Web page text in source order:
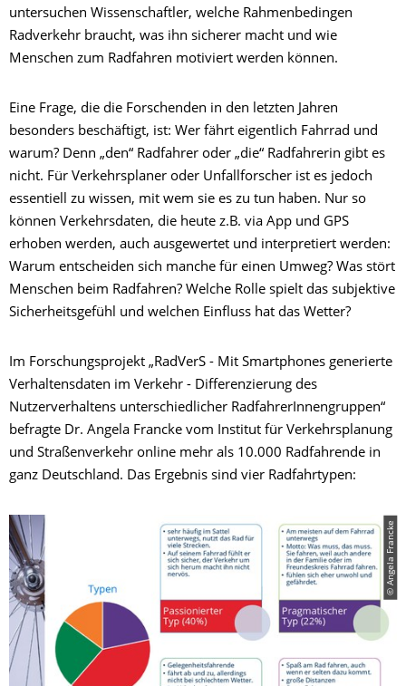
untersuchen Wissenschaftler, welche Rahmenbedingen
Radverkehr braucht, was ihn sicherer macht und wie
Menschen zum Radfahren motiviert werden können.
Eine Frage, die die Forschenden in den letzten Jahren
besonders beschäftigt, ist: Wer fährt eigentlich Fahrrad und
warum? Denn „den“ Radfahrer oder „die“ Radfahrerin gibt es
nicht. Für Verkehrsplaner oder Unfallforscher ist es jedoch
essentiell zu wissen, mit wem sie es zu tun haben. Nur so
können Verkehrsdaten, die heute z.B. via App und GPS
erhoben werden, auch ausgewertet und interpretiert werden:
Warum entscheiden sich manche für einen Umweg? Was stört
Menschen beim Radfahren? Welche Rolle spielt das subjektive
Sicherheitsgefühl und welchen Einfluss hat das Wetter?
Im Forschungsprojekt „RadVerS - Mit Smartphones generierte
Verhaltensdaten im Verkehr - Differenzierung des
Nutzerverhaltens unterschiedlicher RadfahrerInnengruppen“
befragte Dr. Angela Francke vom Institut für Verkehrsplanung
und Straßenverkehr online mehr als 10.000 Radfahrende in
ganz Deutschland. Das Ergebnis sind vier Radfahrtypen:
© Angela Francke